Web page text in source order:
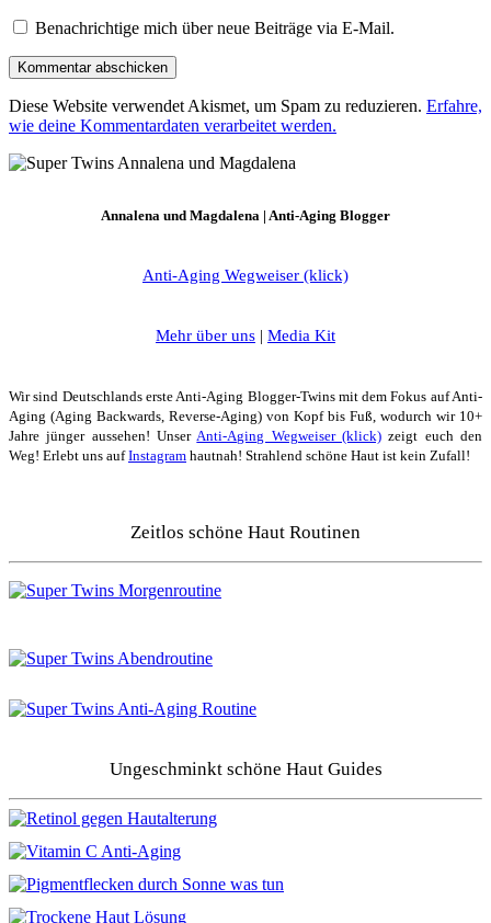
Benachrichtige mich über neue Beiträge via E-Mail.
Diese Website verwendet Akismet, um Spam zu reduzieren. Erfahre,
wie deine Kommentardaten verarbeitet werden.
Annalena und Magdalena | Anti-Aging Blogger
Anti-Aging Wegweiser (klick)
Mehr über uns | Media Kit
Wir sind Deutschlands erste Anti-Aging Blogger-Twins mit dem Fokus auf Anti-
Aging (Aging Backwards, Reverse-Aging) von Kopf bis Fuß, wodurch wir 10+
Jahre jünger aussehen! UnserAnti-Aging Wegweiser (klick) zeigt euch den
Weg! Erlebt uns aufInstagram hautnah! Strahlend schöne Haut ist kein Zufall!
Zeitlos schöne Haut Routinen
Ungeschminkt schöne Haut Guides